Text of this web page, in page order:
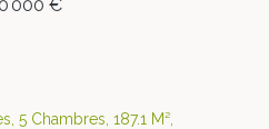
000 €
5 Chambres, 187.1 M²,